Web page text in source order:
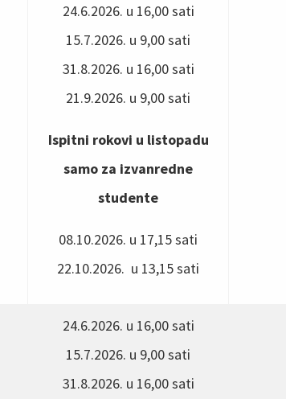
24.6.2026. u 16,00 sati
15.7.2026. u 9,00 sati
31.8.2026. u 16,00 sati
21.9.2026. u 9,00 sati
Ispitni rokovi u listopadu
samo za izvanredne
studente
08.10.2026. u 17,15 sati
22.10.2026. u 13,15 sati
24.6.2026. u 16,00 sati
15.7.2026. u 9,00 sati
31.8.2026. u 16,00 sati